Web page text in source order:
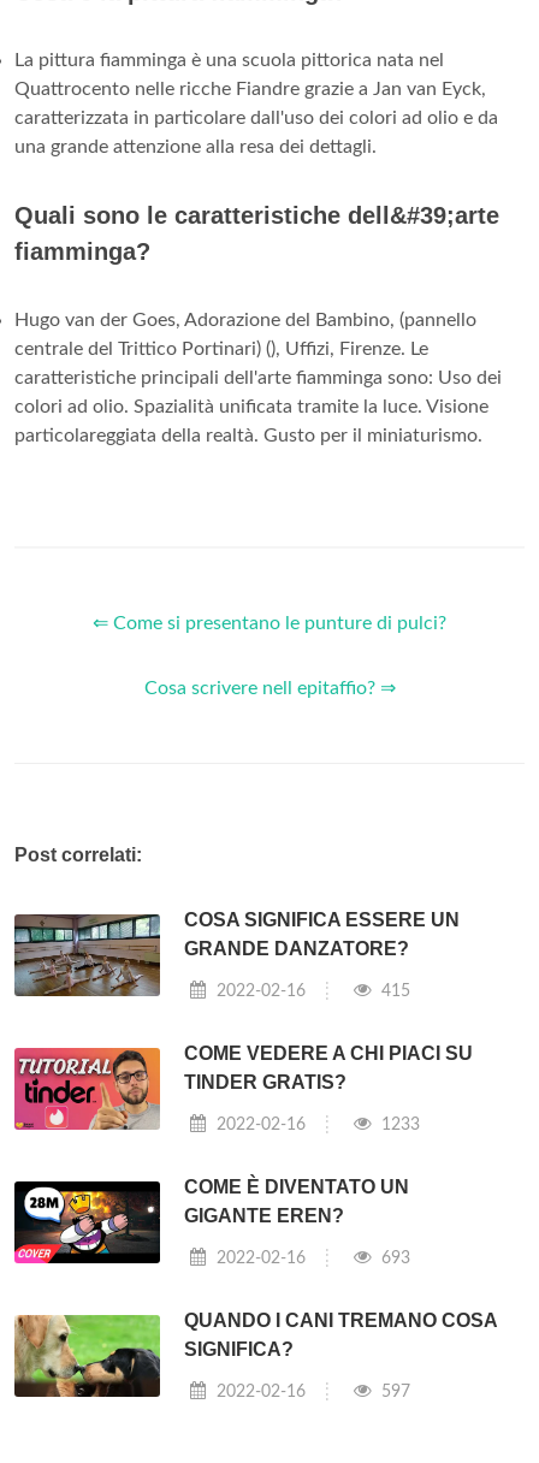
La pittura fiamminga è una scuola pittorica nata nel
Quattrocento nelle ricche Fiandre grazie a Jan van Eyck,
caratterizzata in particolare dall'uso dei colori ad olio e da
una grande attenzione alla resa dei dettagli.
Quali sono le caratteristiche dell&#39;arte
fiamminga?
Hugo van der Goes, Adorazione del Bambino, (pannello
centrale del Trittico Portinari) (), Uffizi, Firenze. Le
caratteristiche principali dell'arte fiamminga sono: Uso dei
colori ad olio. Spazialità unificata tramite la luce. Visione
particolareggiata della realtà. Gusto per il miniaturismo.
⇐ Come si presentano le punture di pulci?
Cosa scrivere nell epitaffio? ⇒
Post correlati:
COSA SIGNIFICA ESSERE UN
GRANDE DANZATORE?
2022-02-16 415
COME VEDERE A CHI PIACI SU
TINDER GRATIS?
2022-02-16 1233
COME È DIVENTATO UN
GIGANTE EREN?
2022-02-16 693
QUANDO I CANI TREMANO COSA
SIGNIFICA?
2022-02-16 597